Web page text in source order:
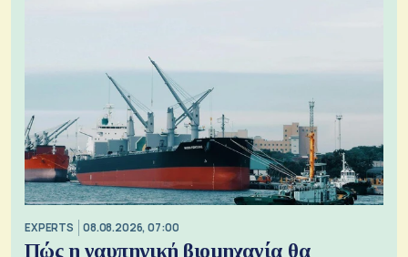
EXPERTS 08.08.2026, 07:00
Πώς η ναυπηγική βιομηχανία θα